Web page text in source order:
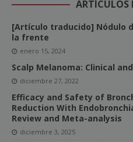
ARTÍCULOS
[Artículo traducido] Nódulo
la frente
enero 15, 2024
Scalp Melanoma: Clinical
diciembre 27, 2022
Efficacy and Safety of
Reduction With
Review and Meta-analysis
diciembre 3, 2025